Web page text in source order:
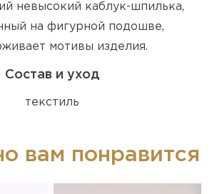
невысокий каблук-шпилька,
на фигурной подошве,
мотивы изделия.
Состав и уход
текстиль
вам понравится